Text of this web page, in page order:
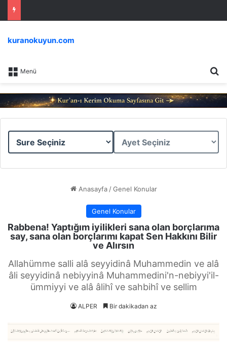
Menü
kuranokuyun.com
Sure
Ayet
Anasayfa / Genel Konular
Genel Konular
Rabbena! Yaptığım iyilikleri sana olan borçlarıma
say, sana olan borçlarımı kapat Sen Hakkını Bilir
ve Alırsın
Allahümme salli alâ seyyidinâ Muhammedin ve alâ
âli seyyidinâ nebiyyinâ Muhammedini'n-nebiyyi'il-
ümmiyyi ve alâ âlihî ve sahbihî ve sellim
ALPER Bir dakikadan az